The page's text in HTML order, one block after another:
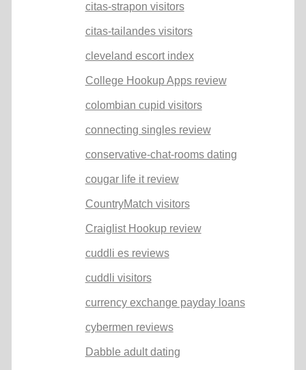
citas-strapon visitors
citas-tailandes visitors
cleveland escort index
College Hookup Apps review
colombian cupid visitors
connecting singles review
conservative-chat-rooms dating
cougar life it review
CountryMatch visitors
Craiglist Hookup review
cuddli es reviews
cuddli visitors
currency exchange payday loans
cybermen reviews
Dabble adult dating